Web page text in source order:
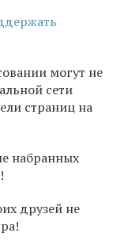
могут не
сети
страниц на
набранных
друзей не